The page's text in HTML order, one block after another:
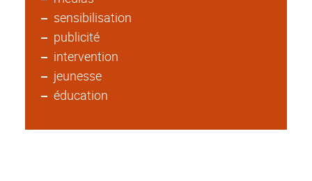
sensibilisation
publicité
intervention
jeunesse
éducation